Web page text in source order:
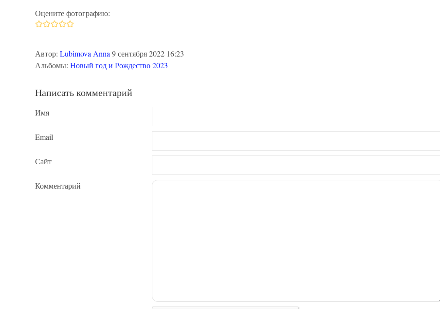
Оцените фотографию:
Автор: Lubimova Anna 9 сентября 2022 16:23
Альбомы: Новый год и Рождество 2023
Написать комментарий
Имя
Email
Сайт
Комментарий